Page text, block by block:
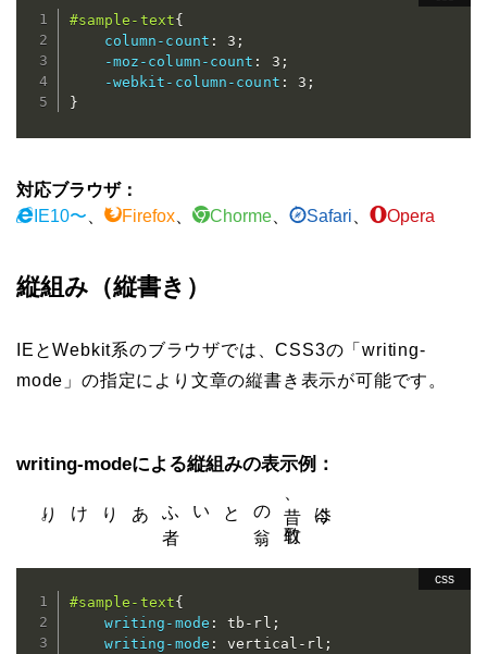
#sample-text{
column-count : 3 ;
-moz-column-count : 3 ;
-webkit-column-count : 3 ;
}
対応ブラウザ：
IE10〜
Firefox Chorme Safari Opera
縦組み（縦書き）
IEとWebkit系のブラウザでは、CSS3の「writing-
mode」の指定により文章の縦書き表示が可能です。
writing-modeによる縦組みの表示例：
今は昔、竹
取
の
翁
といふ
者
ありけり
。
#sample-text{
writing-mode : tb-rl ;
writing-mode : vertical-rl ;